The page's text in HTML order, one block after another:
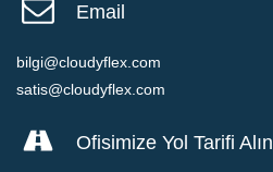
Email
bilgi@cloudyflex.com
satis@cloudyflex.com
Ofisimize Yol Tarifi Alın